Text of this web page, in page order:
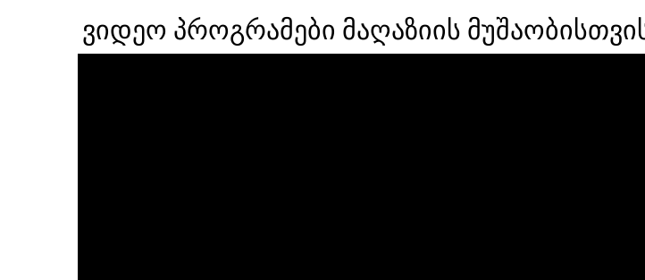
ვიდეო პროგრამები მაღაზიის